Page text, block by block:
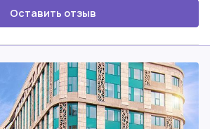
Оставить отзыв